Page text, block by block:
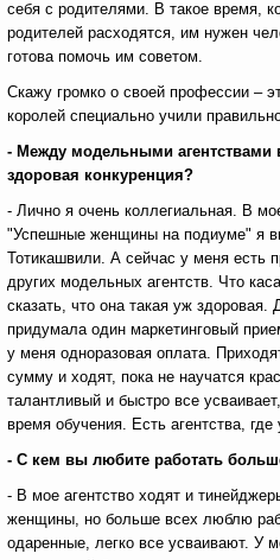
себя с родителями. В такое время,
родителей расходятся, им нужен
готова помочь им советом.
Скажу громко о своей профессии –
королей специально учили
- Между модельными агентствами
здоровая конкуренция?
- Лично я очень коллегиальная. В
"Успешные женщины на подиуме" я
Тотикашвили. А сейчас у меня есть
других модельных агентств. Что
сказать, что она такая уж
придумала один маркетинговый
у меня одноразовая оплата.
сумму и ходят, пока не научатся
талантливый и быстро все
время обучения. Есть агентства, где
- С кем вы любите работать
- В мое агентство ходят и
женщины, но больше всех люблю
одаренные, легко все усваивают. У